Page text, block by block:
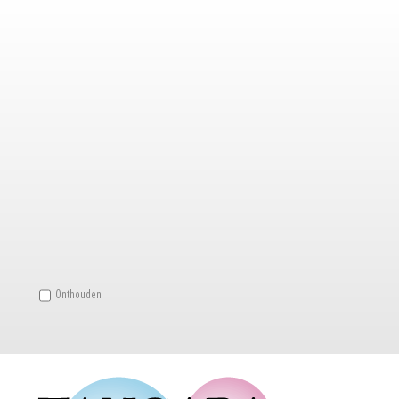
Onthouden